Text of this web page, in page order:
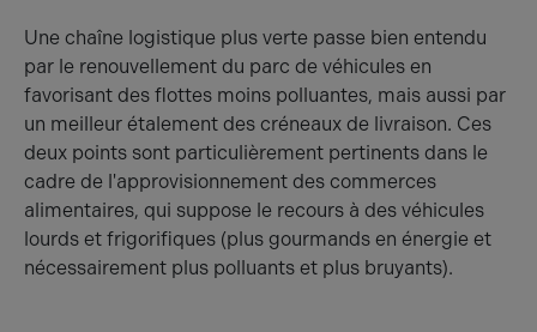
Une chaîne logistique plus verte passe bien entendu
par le renouvellement du parc de véhicules en
favorisant des flottes moins polluantes, mais aussi par
un meilleur étalement des créneaux de livraison. Ces
deux points sont particulièrement pertinents dans le
cadre de l'approvisionnement des commerces
alimentaires, qui suppose le recours à des véhicules
lourds et frigorifiques (plus gourmands en énergie et
nécessairement plus polluants et plus bruyants).